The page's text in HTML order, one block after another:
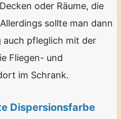
oder Räume, die
sollte man dann
auch pfleglich mit der
Fliegen- und
im Schrank.
Dispersionsfarbe